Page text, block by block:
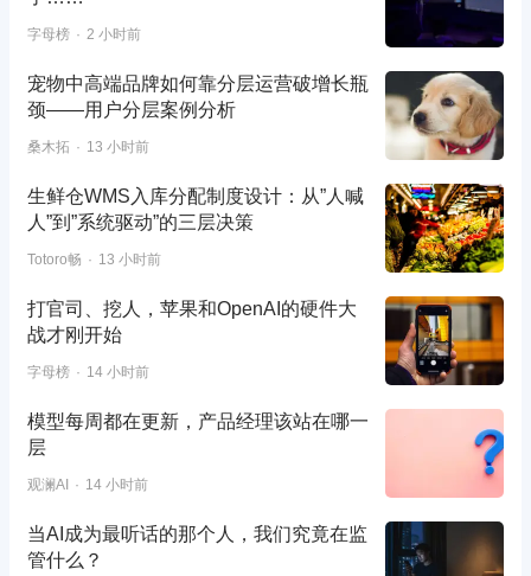
字母榜 2 小时前
宠物中高端品牌如何靠分层运营破增长瓶
颈——用户分层案例分析
桑木拓 13 小时前
生鲜仓WMS入库分配制度设计：从”人喊
人”到”系统驱动”的三层决策
Totoro畅 13 小时前
打官司、挖人，苹果和OpenAI的硬件大
战才刚开始
字母榜 14 小时前
模型每周都在更新，产品经理该站在哪一
层
观澜AI 14 小时前
当AI成为最听话的那个人，我们究竟在监
管什么？